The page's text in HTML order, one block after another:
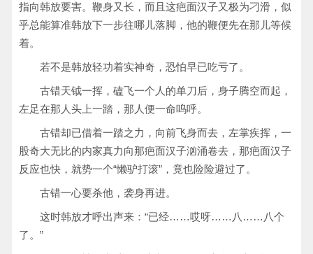
指向韩放要害。鞭身又长，而且这疤面汉子又极为刁滑，似
乎总能算准韩放下一步往哪儿落脚，他的鞭便先在那儿等候
着。
若不是韩放轻功着实神奇，恐怕早已吃亏了。
古错天钺一挥，磕飞一个人的单刀后，身子腾空而起，
左足在那人头上一踏，那人便一命呜呼。
古错却已借着一踏之力，向前飞身而去，左掌疾挥，一
股奇大无比的内家真力向那疤面汉子汹涌卷去，那疤面汉子
反应也快，就势一个“懒驴打滚”，竟也险险避过了。
古错一心要杀他，袭身再进。
这时韩放才呼出声来：“已经……哎呀……八……八个
了。”